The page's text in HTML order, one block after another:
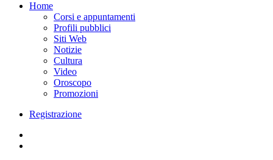
Home
Corsi e appuntamenti
Profili pubblici
Siti Web
Notizie
Cultura
Video
Oroscopo
Promozioni
Registrazione